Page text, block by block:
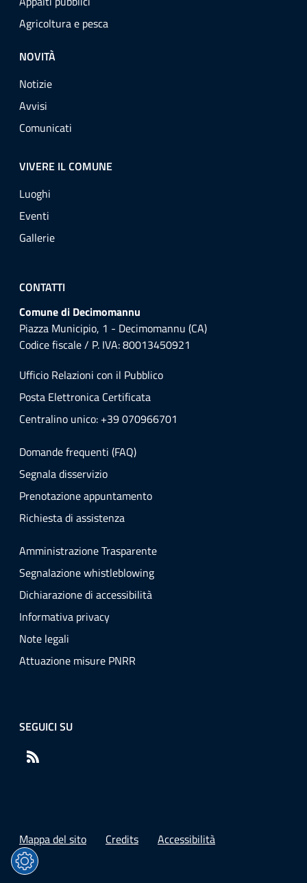
Agricoltura e pesca
NOVITÀ
Notizie
Avvisi
Comunicati
VIVERE IL COMUNE
Luoghi
Eventi
Gallerie
CONTATTI
Comune di Decimomannu
Piazza Municipio, 1 - Decimomannu (CA)
Codice fiscale / P. IVA: 80013450921
Ufficio Relazioni con il Pubblico
Posta Elettronica Certificata
Centralino unico: +39 070966701
Domande frequenti (FAQ)
Segnala disservizio
Prenotazione appuntamento
Richiesta di assistenza
Amministrazione Trasparente
Segnalazione whistleblowing
Dichiarazione di accessibilità
Informativa privacy
Note legali
Attuazione misure PNRR
SEGUICI SU
Mappa del sito Credits Accessibilità